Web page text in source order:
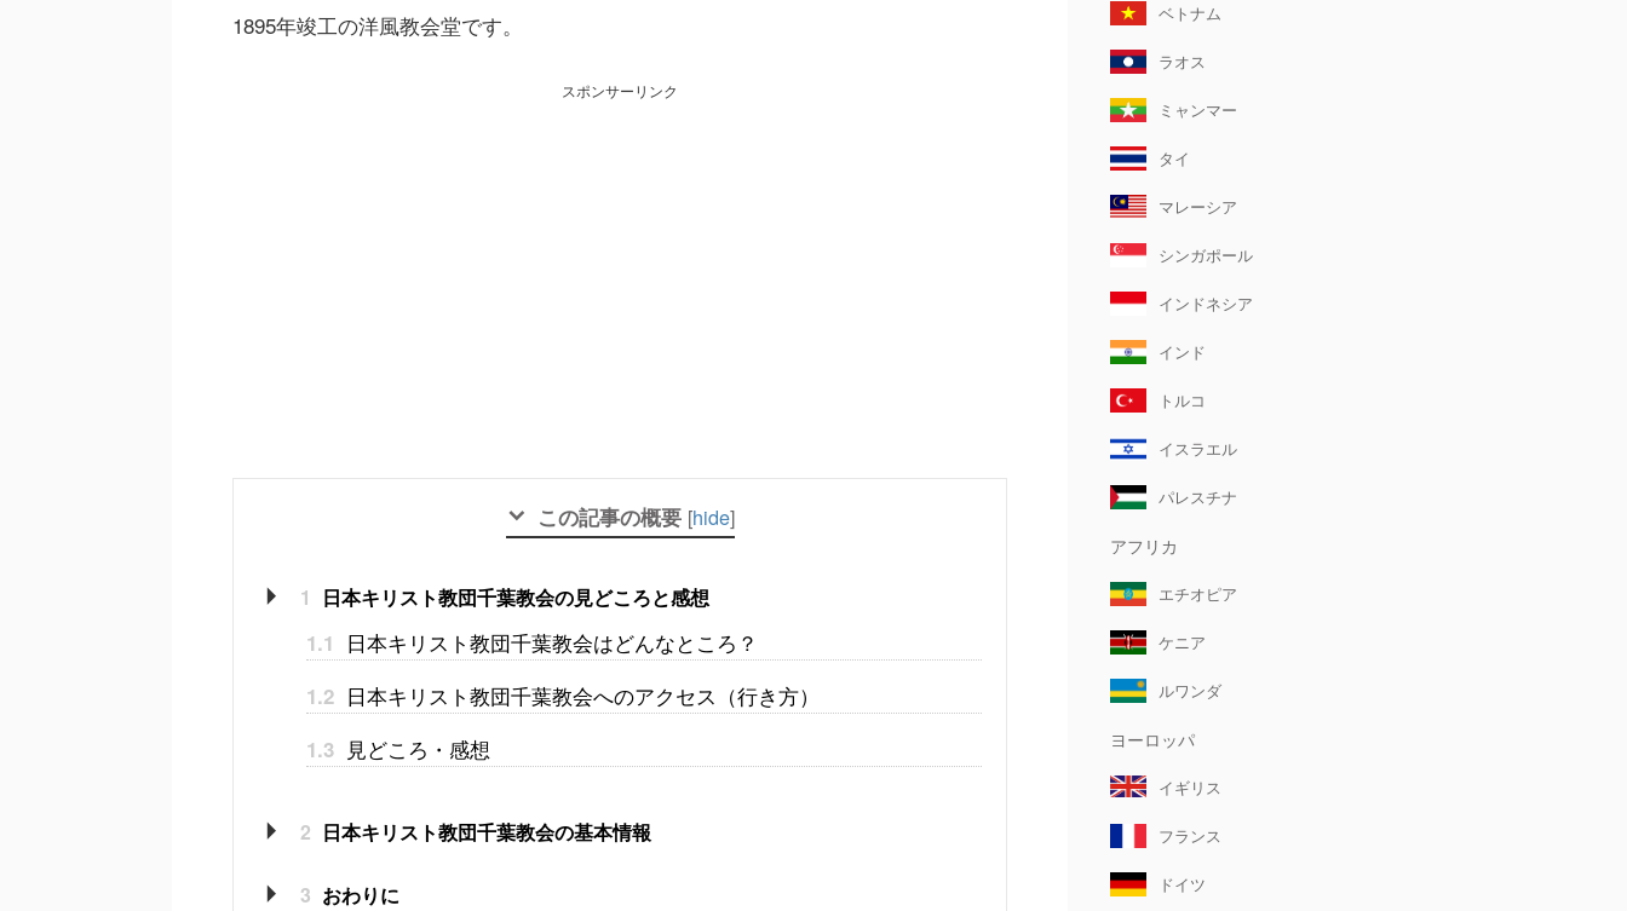
1895年竣工の洋風教会堂です。
スポンサーリンク
この記事の概要 [hide]
1 日本キリスト教団千葉教会の見どころと感想
1.1 日本キリスト教団千葉教会はどんなところ？
1.2 日本キリスト教団千葉教会へのアクセス（行き方）
1.3 見どころ・感想
2 日本キリスト教団千葉教会の基本情報
3 おわりに
ベトナム
ラオス
ミャンマー
タイ
マレーシア
シンガポール
インドネシア
インド
トルコ
イスラエル
パレスチナ
アフリカ
エチオピア
ケニア
ルワンダ
ヨーロッパ
イギリス
フランス
ドイツ